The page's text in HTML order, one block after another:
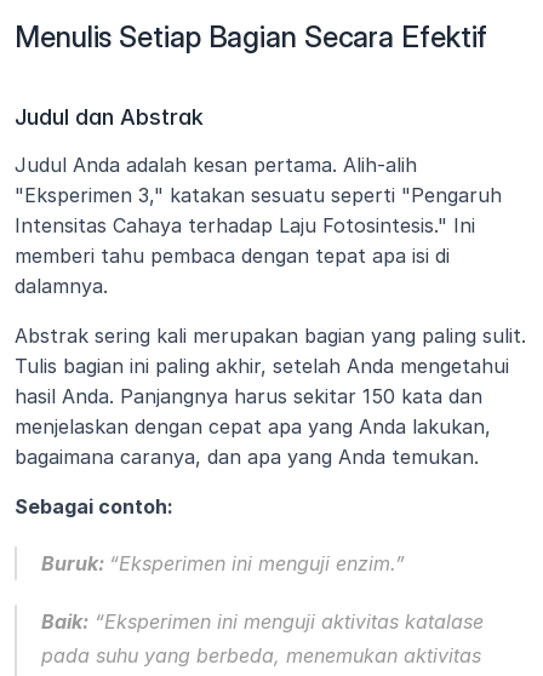
Menulis Setiap Bagian Secara Efektif
Judul dan Abstrak
Judul Anda adalah kesan pertama. Alih-alih
"Eksperimen 3," katakan sesuatu seperti "Pengaruh
Intensitas Cahaya terhadap Laju Fotosintesis." Ini
memberi tahu pembaca dengan tepat apa isi di
dalamnya.
Abstrak sering kali merupakan bagian yang paling sulit.
Tulis bagian ini paling akhir, setelah Anda mengetahui
hasil Anda. Panjangnya harus sekitar 150 kata dan
menjelaskan dengan cepat apa yang Anda lakukan,
bagaimana caranya, dan apa yang Anda temukan.
Sebagai contoh:
Buruk: “Eksperimen ini menguji enzim.”
Baik: “Eksperimen ini menguji aktivitas katalase
pada suhu yang berbeda, menemukan aktivitas